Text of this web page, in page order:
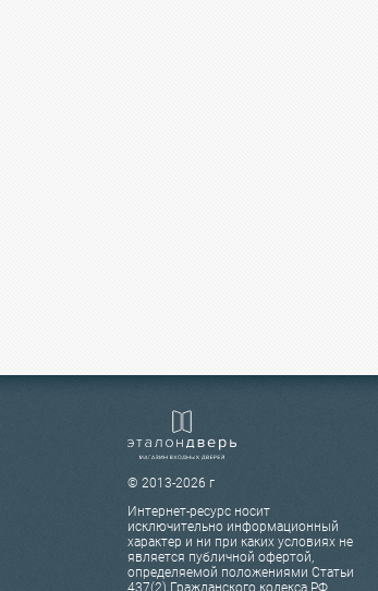
© 2013-2026 г
Интернет-ресурс носит
исключительно информационный
характер и ни при каких условиях не
является публичной офертой,
определяемой положениями Статьи
437(2) Гражданского кодекса РФ.